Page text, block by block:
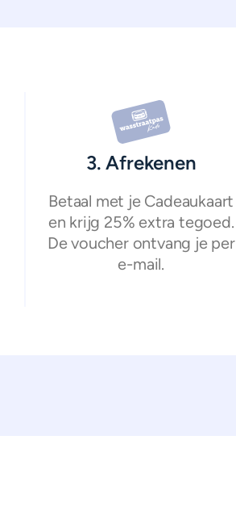
3. Afrekenen
Betaal met je Cadeaukaart
en krijg 25% extra tegoed.
De voucher ontvang je per
e-mail.